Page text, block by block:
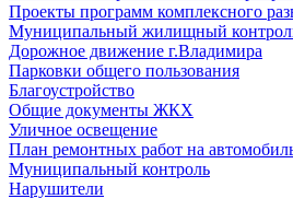
Проекты программ комплексного
Муниципальный жилищный
Дорожное движение г.Владимира
Парковки общего пользования
Благоустройство
Общие документы ЖКХ
Уличное освещение
План ремонтных работ на
Муниципальный контроль
Нарушители